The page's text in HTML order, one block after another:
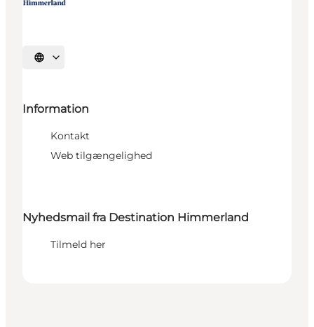
Vælg sprog
Information
Kontakt
Web tilgængelighed
Nyhedsmail fra Destination Himmerland
Tilmeld her